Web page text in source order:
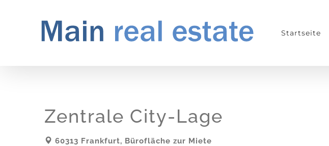
Startseite
Zentrale City-Lage
60313 Frankfurt, Bürofläche zur Miete